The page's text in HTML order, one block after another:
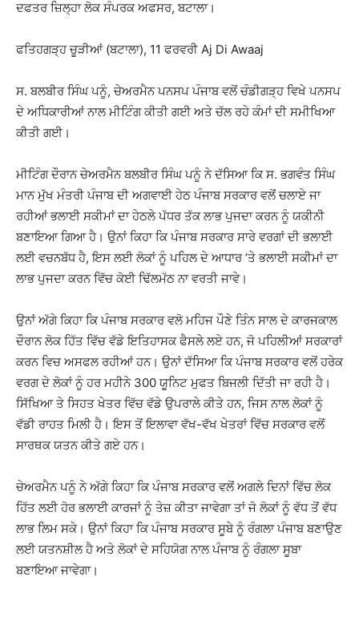
ਦਫਤਰ ਜ਼ਿਲ੍ਹਾ ਲੋਕ ਸੰਪਰਕ ਅਫਸਰ, ਬਟਾਲਾ।
ਫਤਿਹਗੜ੍ਹ ਚੂੜੀਆਂ (ਬਟਾਲਾ), 11 ਫਰਵਰੀ Aj Di Awaaj
ਸ. ਬਲਬੀਰ ਸਿੰਘ ਪਨੂੰ, ਚੇਅਰਮੈਨ ਪਨਸਪ ਪੰਜਾਬ ਵਲੋਂ ਚੰਡੀਗੜ੍ਹ ਵਿਖੇ ਪਨਸਪ
ਦੇ ਅਧਿਕਾਰੀਆਂ ਨਾਲ ਮੀਟਿੰਗ ਕੀਤੀ ਗਈ ਅਤੇ ਚੱਲ ਰਹੇ ਕੰਮਾਂ ਦੀ ਸਮੀਖਿਆ
ਕੀਤੀ ਗਈ।
ਮੀਟਿੰਗ ਦੌਰਾਨ ਚੇਅਰਮੈਨ ਬਲਬੀਰ ਸਿੰਘ ਪਨੂੰ ਨੇ ਦੱਸਿਆ ਕਿ ਸ. ਭਗਵੰਤ ਸਿੰਘ
ਮਾਨ ਮੁੱਖ ਮੰਤਰੀ ਪੰਜਾਬ ਦੀ ਅਗਵਾਈ ਹੇਠ ਪੰਜਾਬ ਸਰਕਾਰ ਵਲੋਂ ਚਲਾਏ ਜਾ
ਰਹੀਆਂ ਭਲਾਈ ਸਕੀਮਾਂ ਦਾ ਹੇਠਲੇ ਪੱਧਰ ਤੱਕ ਲਾਭ ਪੁਜਦਾ ਕਰਨ ਨੂੰ ਯਕੀਨੀ
ਬਣਾਇਆ ਗਿਆ ਹੈ। ਉਨਾਂ ਕਿਹਾ ਕਿ ਪੰਜਾਬ ਸਰਕਾਰ ਸਾਰੇ ਵਰਗਾਂ ਦੀ ਭਲਾਈ
ਲਈ ਵਚਨਬੱਧ ਹੈ, ਇਸ ਲਈ ਲੋਕਾਂ ਨੂੰ ਪਹਿਲ ਦੇ ਆਧਾਰ ’ਤੇ ਭਲਾਈ ਸਕੀਮਾਂ ਦਾ
ਲਾਭ ਪੁਜਦਾ ਕਰਨ ਵਿੱਚ ਕੋਈ ਢਿੱਲਮੱਠ ਨਾ ਵਰਤੀ ਜਾਵੇ।
ਉਨਾਂ ਅੱਗੇ ਕਿਹਾ ਕਿ ਪੰਜਾਬ ਸਰਕਾਰ ਵਲੋ ਮਹਿਜ ਪੌਣੇ ਤਿੰਨ ਸਾਲ ਦੇ ਕਾਰਜਕਾਲ
ਦੌਰਾਨ ਲੋਕ ਹਿੱਤ ਵਿੱਚ ਵੱਡੇ ਇਤਿਹਾਸਕ ਫੈਸਲੇ ਲਏ ਹਨ, ਜੋ ਪਹਿਲੀਆਂ ਸਰਕਾਰਾਂ
ਕਰਨ ਵਿਚ ਅਸਫਲ ਰਹੀਆਂ ਹਨ। ਉਨਾਂ ਦੱਸਿਆ ਕਿ ਪੰਜਾਬ ਸਰਕਾਰ ਵਲੋਂ ਹਰੇਕ
ਵਰਗ ਦੇ ਲੋਕਾਂ ਨੂੰ ਹਰ ਮਹੀਨੇ 300 ਯੂਨਿਟ ਮੁਫਤ ਬਿਜਲੀ ਦਿੱਤੀ ਜਾ ਰਹੀ ਹੈ।
ਸਿੱਖਿਆ ਤੇ ਸਿਹਤ ਖੇਤਰ ਵਿੱਚ ਵੱਡੇ ਉਪਰਾਲੇ ਕੀਤੇ ਹਨ, ਜਿਸ ਨਾਲ ਲੋਕਾਂ ਨੂੰ
ਵੱਡੀ ਰਾਹਤ ਮਿਲੀ ਹੈ। ਇਸ ਤੋਂ ਇਲਾਵਾ ਵੱਖ-ਵੱਖ ਖੇਤਰਾਂ ਵਿੱਚ ਸਰਕਾਰ ਵਲੋਂ
ਸਾਰਥਕ ਯਤਨ ਕੀਤੇ ਗਏ ਹਨ।
ਚੇਅਰਮੈਨ ਪਨੂੰ ਨੇ ਅੱਗੇ ਕਿਹਾ ਕਿ ਪੰਜਾਬ ਸਰਕਾਰ ਵਲੋਂ ਅਗਲੇ ਦਿਨਾਂ ਵਿੱਚ ਲੋਕ
ਹਿੱਤ ਲਈ ਹੋਰ ਭਲਾਈ ਕਾਰਜਾਂ ਨੂੰ ਤੇਜ਼ ਕੀਤਾ ਜਾਵੇਗਾ ਤਾਂ ਜੋ ਲੋਕਾਂ ਨੂੰ ਵੱਧ ਤੋਂ ਵੱਧ
ਲਾਭ ਲਿਮ ਸਕੇ। ਉਨਾਂ ਕਿਹਾ ਕਿ ਪੰਜਾਬ ਸਰਕਾਰ ਸੂਬੇ ਨੂੰ ਰੰਗਲਾ ਪੰਜਾਬ ਬਣਾਉਣ
ਲਈ ਯਤਨਸ਼ੀਲ ਹੈ ਅਤੇ ਲੋਕਾਂ ਦੇ ਸਹਿਯੋਗ ਨਾਲ ਪੰਜਾਬ ਨੂੰ ਰੰਗਲਾ ਸੂਬਾ
ਬਣਾਇਆ ਜਾਵੇਗਾ।